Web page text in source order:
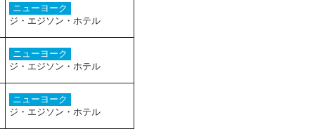
ニューヨーク
ジ・エジソン・ホテル
ニューヨーク
ジ・エジソン・ホテル
ニューヨーク
ジ・エジソン・ホテル